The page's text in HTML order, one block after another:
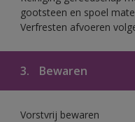
gootsteen en spoel
Verfresten afvoeren
3. Bewaren
Vorstvrij bewaren